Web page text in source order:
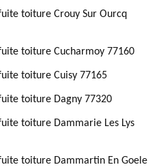
toiture Crouy Sur Ourcq
toiture Cucharmoy 77160
toiture Cuisy 77165
toiture Dagny 77320
toiture Dammarie Les Lys
toiture Dammartin En Goele